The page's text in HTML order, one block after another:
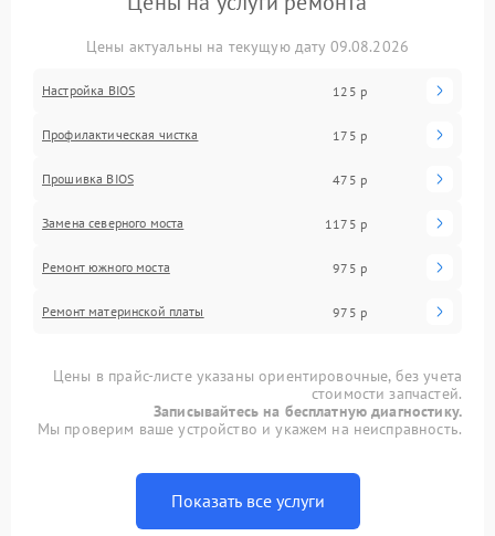
Цены актуальны на текущую дату 09.08.2026
Настройка BIOS 125 р
Профилактическая чистка 175 р
Прошивка BIOS 475 р
Замена северного моста 1175 р
Ремонт южного моста 975 р
Ремонт материнской платы 975 р
Цены в прайс-листе указаны ориентировочные, без учета
стоимости запчастей.
Записывайтесь на бесплатную диагностику.
Мы проверим ваше устройство и укажем на неисправность.
Показать все услуги